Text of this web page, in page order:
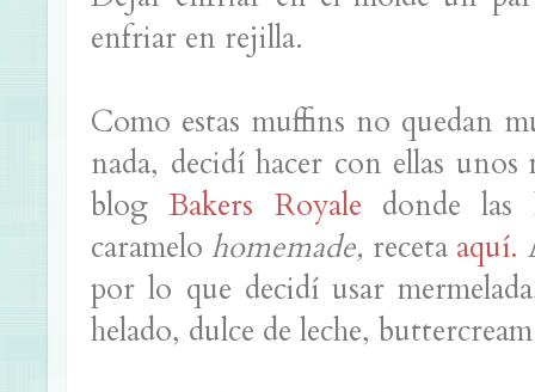
enfriar en rejilla.
Como estas muffins no quedan
nada, decidí hacer con ellas
blogBakers Royale donde las
caramelohomemade, receta aquí.
por lo que decidí usar
helado, dulce de leche,